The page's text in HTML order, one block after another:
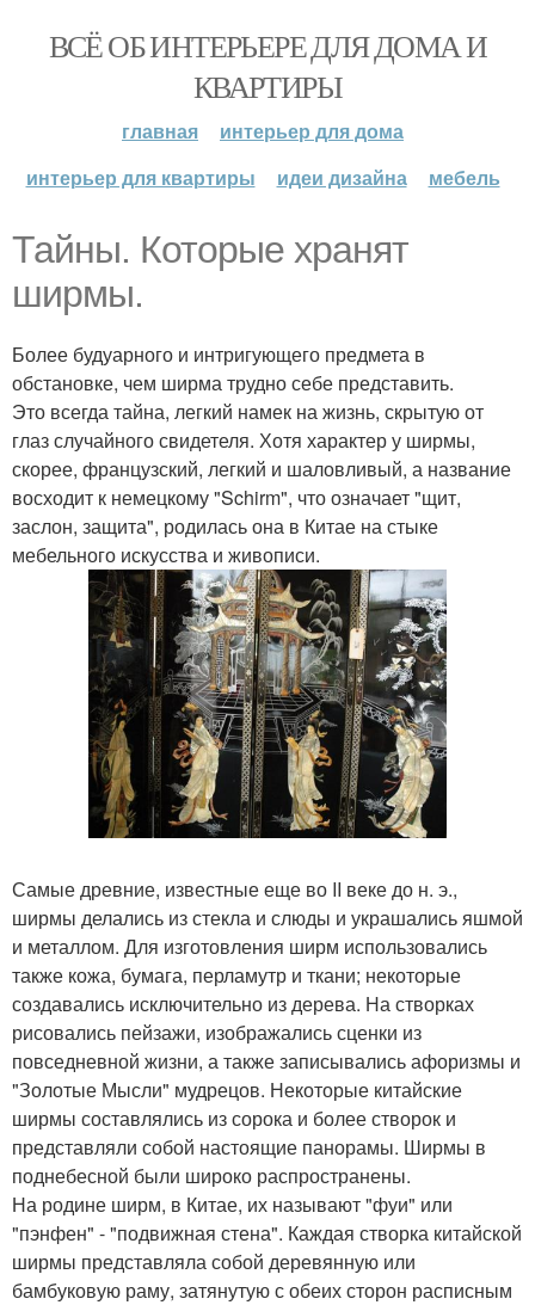
ВСЁ ОБ ИНТЕРЬЕРЕ ДЛЯ ДОМА И
КВАРТИРЫ
главная
интерьер для дома
интерьер для квартиры
идеи дизайна мебель
Тайны. Которые хранят
ширмы.
Более будуарного и интригующего предмета в
обстановке, чем ширма трудно себе представить.
Это всегда тайна, легкий намек на жизнь, скрытую от
глаз случайного свидетеля. Хотя характер у ширмы,
скорее, французский, легкий и шаловливый, а название
восходит к немецкому "Schirm", что означает "щит,
заслон, защита", родилась она в Китае на стыке
мебельного искусства и живописи.
Самые древние, известные еще во II веке до н. э.,
ширмы делались из стекла и слюды и украшались яшмой
и металлом. Для изготовления ширм использовались
также кожа, бумага, перламутр и ткани; некоторые
создавались исключительно из дерева. На створках
рисовались пейзажи, изображались сценки из
повседневной жизни, а также записывались афоризмы и
"Золотые Мысли" мудрецов. Некоторые китайские
ширмы составлялись из сорока и более створок и
представляли собой настоящие панорамы. Ширмы в
поднебесной были широко распространены.
На родине ширм, в Китае, их называют "фуи" или
"пэнфен" - "подвижная стена". Каждая створка китайской
ширмы представляла собой деревянную или
бамбуковую раму, затянутую с обеих сторон расписным